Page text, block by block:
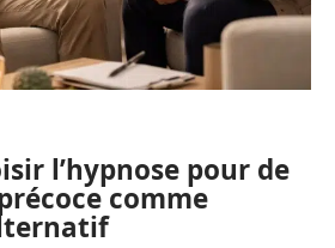
l’hypnose pour de
comme